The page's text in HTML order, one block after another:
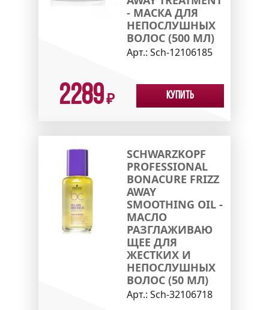
- МАСКА ДЛЯ
НЕПОСЛУШНЫХ
ВОЛОС (500 МЛ)
Арт.: Sch-12106185
2289₽ Купить
SCHWARZKOPF
PROFESSIONAL
BONACURE FRIZZ
AWAY
SMOOTHING OIL -
МАСЛО
РАЗГЛАЖИВАЮ
ЩЕЕ ДЛЯ
ЖЕСТКИХ И
НЕПОСЛУШНЫХ
ВОЛОС (50 МЛ)
Арт.: Sch-32106718